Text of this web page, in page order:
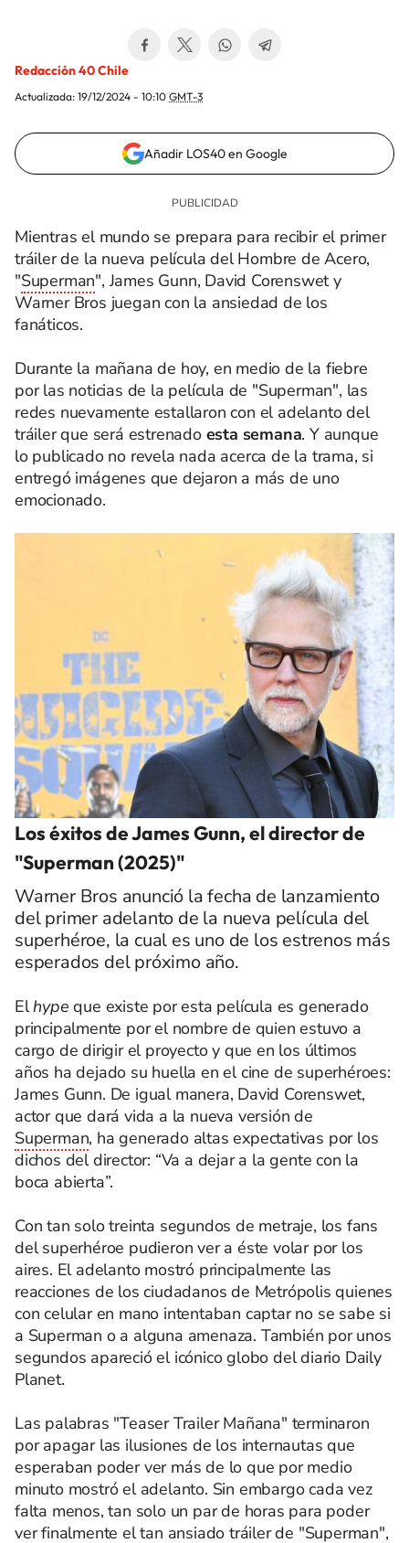
Redacción 40 Chile
Actualizada: 19/12/2024 - 10:10 GMT-3
Añadir LOS40 en Google
Mientras el mundo se prepara para recibir el primer
tráiler de la nueva película del Hombre de Acero,
"Superman", James Gunn, David Corenswet y
Warner Bros juegan con la ansiedad de los
fanáticos.
Durante la mañana de hoy, en medio de la fiebre
por las noticias de la película de "Superman", las
redes nuevamente estallaron con el adelanto del
tráiler que será estrenado esta semana. Y aunque
lo publicado no revela nada acerca de la trama, si
entregó imágenes que dejaron a más de uno
emocionado.
Los éxitos de James Gunn, el director de
"Superman (2025)"
Warner Bros anunció la fecha de lanzamiento
del primer adelanto de la nueva película del
superhéroe, la cual es uno de los estrenos más
esperados del próximo año.
Elhypeque existe por esta película es generado
principalmente por el nombre de quien estuvo a
cargo de dirigir el proyecto y que en los últimos
años ha dejado su huella en el cine de superhéroes:
James Gunn. De igual manera, David Corenswet,
actor que dará vida a la nueva versión de
Superman, ha generado altas expectativas por los
dichos del director: “Va a dejar a la gente con la
boca abierta”.
Con tan solo treinta segundos de metraje, los fans
del superhéroe pudieron ver a éste volar por los
aires. El adelanto mostró principalmente las
reacciones de los ciudadanos de Metrópolis quienes
con celular en mano intentaban captar no se sabe si
a Superman o a alguna amenaza. También por unos
segundos apareció el icónico globo del diario Daily
Planet.
Las palabras "Teaser Trailer Mañana" terminaron
por apagar las ilusiones de los internautas que
esperaban poder ver más de lo que por medio
minuto mostró el adelanto. Sin embargo cada vez
falta menos, tan solo un par de horas para poder
ver finalmente el tan ansiado tráiler de "Superman",